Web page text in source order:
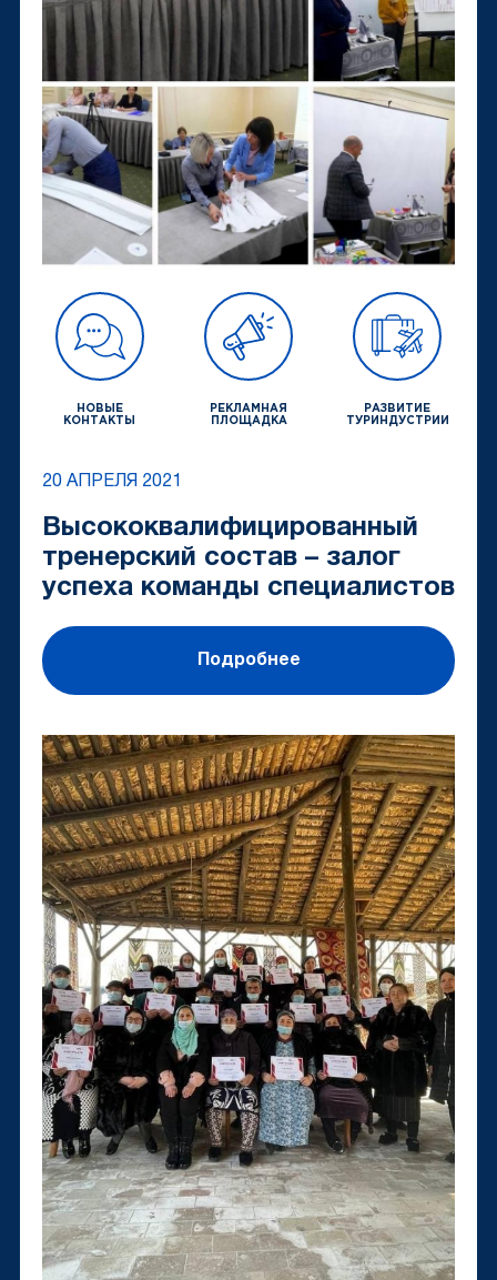
НОВЫЕ
КОНТАКТЫ
РЕКЛАМНАЯ
ПЛОЩАДКА
РАЗВИТИЕ
ТУРИНДУСТРИИ
20 АПРЕЛЯ 2021
Высококвалифицированный
тренерский состав – залог
успеха команды специалистов
Подробнее